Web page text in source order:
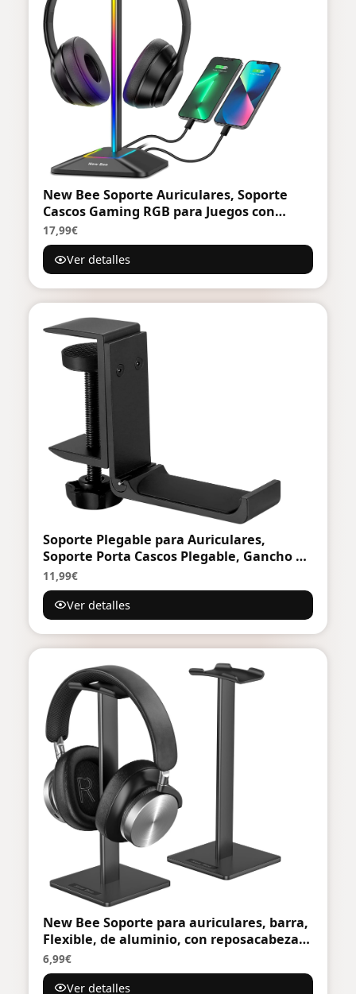
New Bee Soporte Auriculares, Soporte
Cascos Gaming RGB para Juegos con
Cargador USB Tipo C y Transferencia de
Datos, Universal, para Todos los
Auriculares de Escritorio (Negro)
17,99€
Ver detalles
Soporte Plegable para Auriculares,
Soporte Porta Cascos Plegable, Gancho de
Aluminio, Headphone Stand Universal
para Colgar Organizador Auriculares de
Gaming, Cascos Gaming
11,99€
Ver detalles
New Bee Soporte para auriculares, barra,
Flexible, de aluminio, con reposacabezas
ABS, Base sólida para todos los tamaños
de auriculares
6,99€
Ver detalles